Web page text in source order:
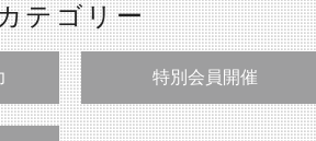
テゴリー
特別会員開催